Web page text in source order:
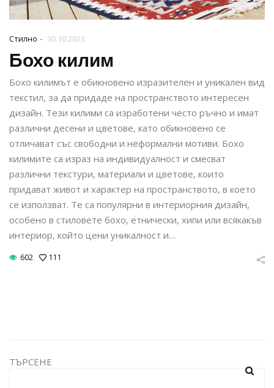
Стилно - 30.10.2023
Бохо килим
Бохо килимът е обикновено изразителен и уникален вид
текстил, за да придаде на пространството интересен
дизайн. Тези килими са изработени често ръчно и имат
различни десени и цветове, като обикновено се
отличават със свободни и неформални мотиви. Бохо
килимите са израз на индивидуалност и смесват
различни текстури, материали и цветове, които
придават живот и характер на пространството, в което
се използват. Те са популярни в интериорния дизайн,
особено в стиловете бохо, етнически, хипи или всякакъв
интериор, който цени уникалност и…
602 111
ТЪРСЕНЕ